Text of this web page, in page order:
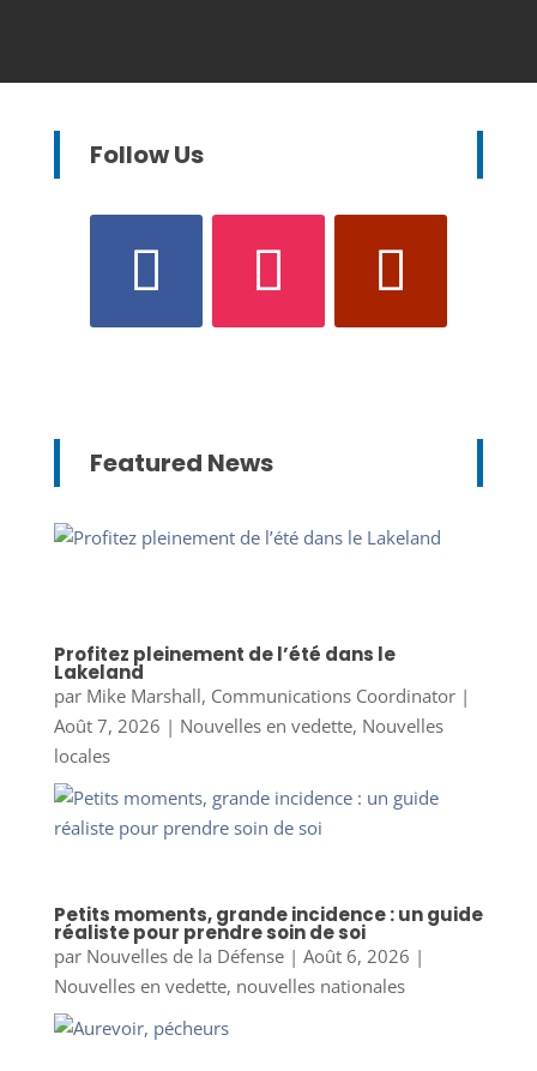
Follow Us
Featured News
Profitez pleinement de l’été dans le
Lakeland
par Mike Marshall, Communications Coordinator|
Août 7, 2026 | Nouvelles en vedette, Nouvelles
locales
Petits moments, grande incidence : un guide
réaliste pour prendre soin de soi
par Nouvelles de la Défense| Août 6, 2026 |
Nouvelles en vedette, nouvelles nationales